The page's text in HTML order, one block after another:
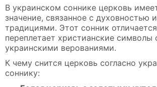
В украинском соннике церковь
значение, связанное с духовностью
традициями. Этот сонник
переплетает христианские символы
украинскими верованиями.
К чему снится церковь согласно
соннику: